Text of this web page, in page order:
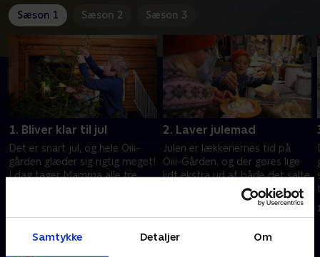
Samtykke Detaljer Om
Sæson 1 Sæson 2 Sæson 3
1. Bliver klar til jul
Det er snart jul, og hele Oiii-
gården glæder sig rigtig meget!
I dag tager Mamma alle tre
juletræ.
2. Laver julemad
Julen er lækkeriernes tid på
Oiii-Gården, og der gøres lige
lidt ekstra ud af både det salte
og det søde. Thorvald og
Pappa laver deres egen
pølsefars.
1. december 2020 • 14 min
Andre så også